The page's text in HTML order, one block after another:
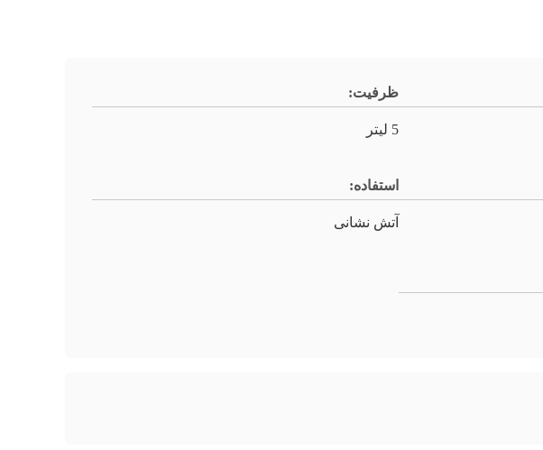
ظرفیت:
5 لیتر
استفاده:
آتش نشانی